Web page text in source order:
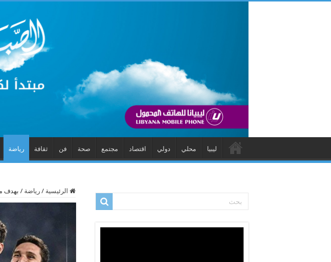
ليبيا محلي دولي اقتصاد مجتمع صحة فن ثقافة رياضة
الرئيسية / رياضة / بهدف